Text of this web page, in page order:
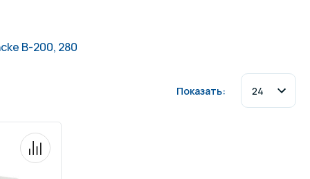
Водопады, водяные пушки и
B-200, 280
Показать: